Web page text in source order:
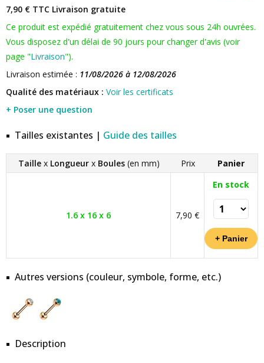
7,90 € TTC Livraison gratuite
Ce produit est expédié gratuitement chez vous sous 24h ouvrées.
Vous disposez d'un délai de 90 jours pour changer d'avis (voir
page "Livraison").
Livraison estimée : 11/08/2026 à 12/08/2026
Qualité des matériaux : Voir les certificats
+ Poser une question
Tailles existantes | Guide des tailles
Taille x Longueur x Boules (en mm) Prix Panier
1.6 x 16 x 6 7,90 €
En stock
Autres versions (couleur, symbole, forme, etc.)
Description